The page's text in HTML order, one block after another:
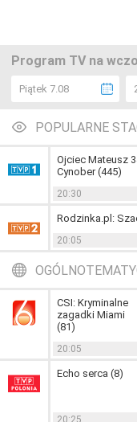
Program TV na
Piątek 7.08
POPULARNE
Ojciec Mateusz
Cynober (445)
20:30
Rodzinka.pl:
20:05
CSI: Kryminalne
zagadki Miami
(81)
20:05
Echo serca (8)
20:25